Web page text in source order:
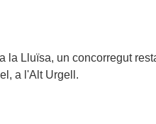
Lluïsa, un concorregut
a l'Alt Urgell.